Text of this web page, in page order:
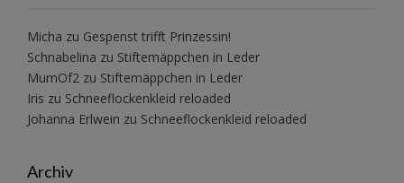
Micha zu Gespenst trifft Prinzessin!
Schnabelina zu Stiftemäppchen in Leder
MumOf2 zu Stiftemäppchen in Leder
Iris zu Schneeflockenkleid reloaded
Johanna Erlwein zu Schneeflockenkleid reloaded
Archiv